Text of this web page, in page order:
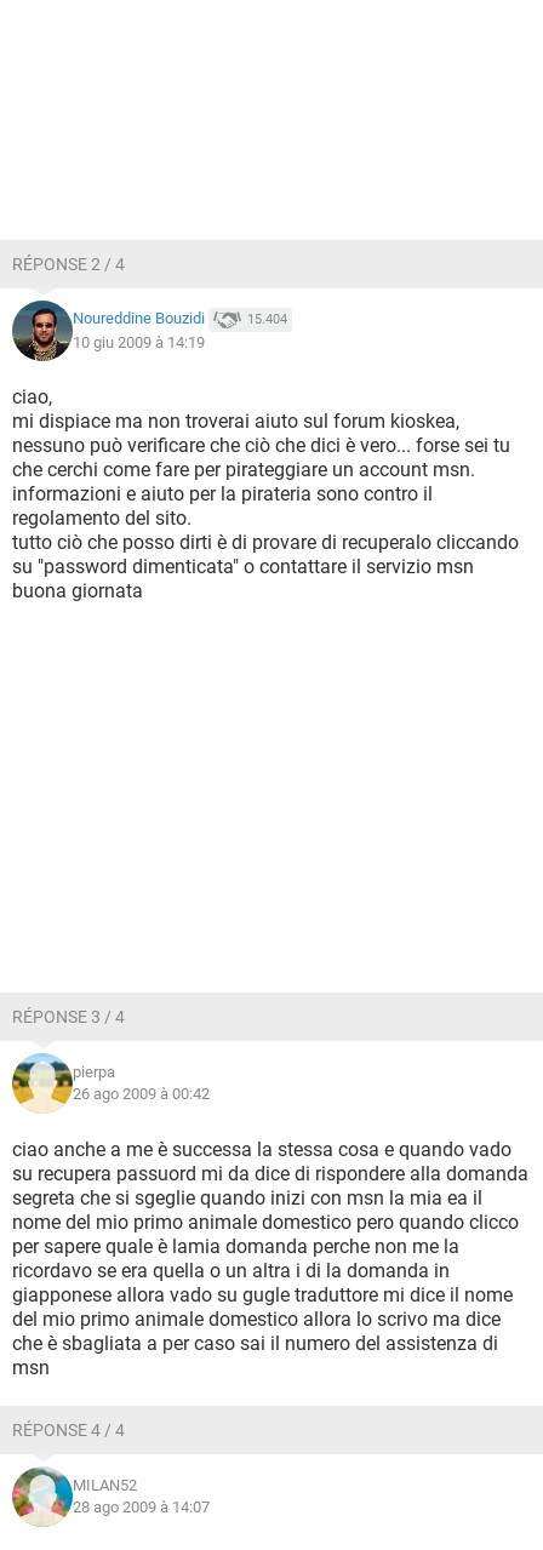
RÉPONSE 2 / 4
Noureddine Bouzidi 15.404
10 giu 2009 à 14:19
ciao,
mi dispiace ma non troverai aiuto sul forum kioskea,
nessuno può verificare che ciò che dici è vero... forse sei tu
che cerchi come fare per pirateggiare un account msn.
informazioni e aiuto per la pirateria sono contro il
regolamento del sito.
tutto ciò che posso dirti è di provare di recuperalo cliccando
su "password dimenticata" o contattare il servizio msn
buona giornata
RÉPONSE 3 / 4
pierpa
26 ago 2009 à 00:42
ciao anche a me è successa la stessa cosa e quando vado
su recupera passuord mi da dice di rispondere alla domanda
segreta che si sgeglie quando inizi con msn la mia ea il
nome del mio primo animale domestico pero quando clicco
per sapere quale è lamia domanda perche non me la
ricordavo se era quella o un altra i di la domanda in
giapponese allora vado su gugle traduttore mi dice il nome
del mio primo animale domestico allora lo scrivo ma dice
che è sbagliata a per caso sai il numero del assistenza di
msn
RÉPONSE 4 / 4
MILAN52
28 ago 2009 à 14:07